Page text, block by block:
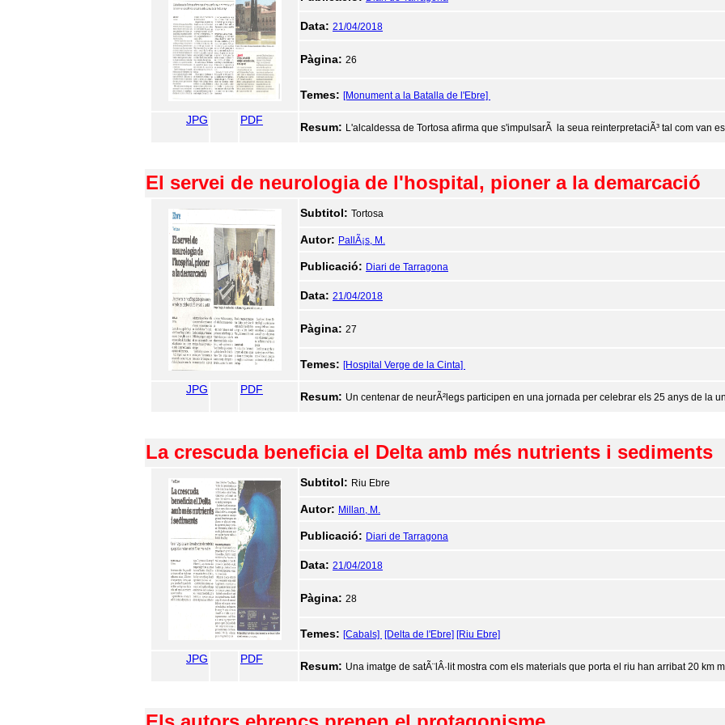
Data: 21/04/2018
Pàgina: 26
Temes: [Monument a la Batalla de l'Ebre]
JPG PDF
Resum: L'alcaldessa de Tortosa afirma que s'impulsarÃ la seua reinterpretaciÃ³ tal com van
El servei de neurologia de l'hospital, pioner a la demarcació
Subtitol: Tortosa
Autor: PallÃ¡s, M.
Publicació: Diari de Tarragona
Data: 21/04/2018
Pàgina: 27
Temes: [Hospital Verge de la Cinta]
JPG PDF
Resum: Un centenar de neurÃ²legs participen en una jornada per celebrar els 25 anys de la
La crescuda beneficia el Delta amb més nutrients i sediments
Subtitol: Riu Ebre
Autor: Millan, M.
Publicació: Diari de Tarragona
Data: 21/04/2018
Pàgina: 28
Temes: [Cabals] [Delta de l'Ebre] [Riu Ebre]
JPG PDF
Resum: Una imatge de satÃ¨lÂ·lit mostra com els materials que porta el riu han arribat 20 km